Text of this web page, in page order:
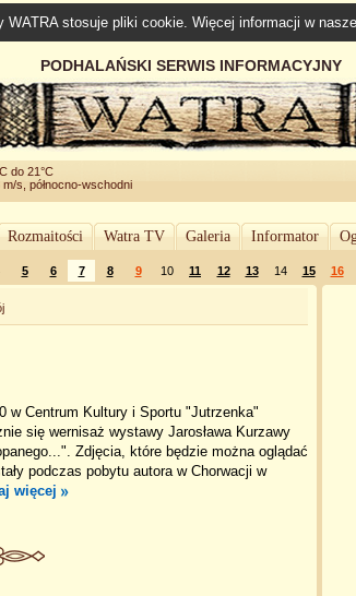
WATRA stosuje pliki cookie. Więcej informacji w
PODHALAŃSKI SERWIS INFORMACYJNY
do 21°C
m/s, północno-wschodni
Rozmaitości Watra TV Galeria Informator
5 6 7 8 9 10 11 12 13 14 15 16
w Centrum Kultury i Sportu "Jutrzenka"
się wernisaż wystawy Jarosława Kurzawy
Zdjęcia, które będzie można oglądać
podczas pobytu autora w Chorwacji w
więcej